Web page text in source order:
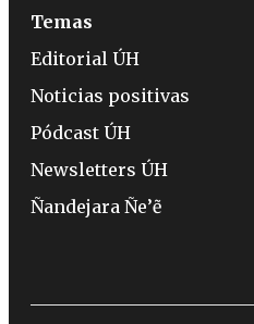
Temas
Editorial ÚH
Noticias positivas
Pódcast ÚH
Newsletters ÚH
Ñandejara Ñe’ẽ